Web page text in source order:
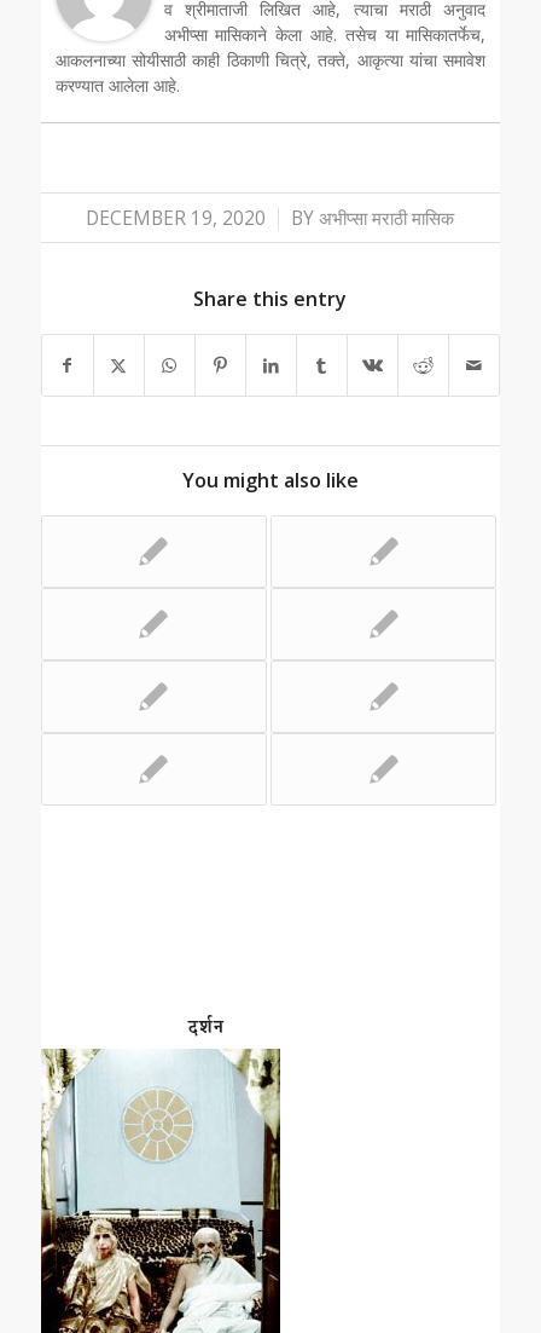
व श्रीमाताजी लिखित आहे, त्याचा मराठी अनुवाद
अभीप्सा मासिकाने केला आहे. तसेच या मासिकातर्फेच,
आकलनाच्या सोयीसाठी काही ठिकाणी चित्रे, तक्ते, आकृत्या यांचा समावेश
करण्यात आलेला आहे.
DECEMBER 19, 2020
/ BYअभीप्सा मराठी मासिक
Share this entry
You might also like
दर्शन